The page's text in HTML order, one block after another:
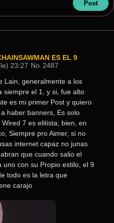
ES EL 9
23:27 No. 2487
Lain, generalmente a los
siempre el 1, y si, fue alto
es mi primer Post y quiero
haber banners, Es solo
7 es elitista, bien, en
Siempre pro Aimer, si no
internet capaz no junas
que cuando salio el
con su Propio estilo, el 9
todo es la letra que
carajo